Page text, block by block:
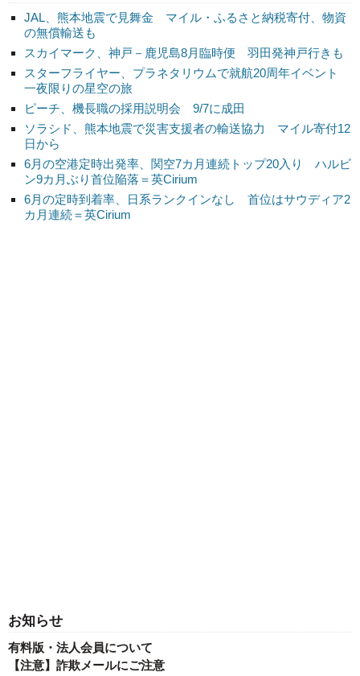
JAL、熊本地震で見舞金 マイル・ふるさと納税寄付、物資
の無償輸送も
スカイマーク、神戸－鹿児島8月臨時便 羽田発神戸行きも
スターフライヤー、プラネタリウムで就航20周年イベント
一夜限りの星空の旅
ピーチ、機長職の採用説明会 9/7に成田
ソラシド、熊本地震で災害支援者の輸送協力 マイル寄付12
日から
6月の空港定時出発率、関空7カ月連続トップ20入り ハルビ
ン9カ月ぶり首位陥落＝英Cirium
6月の定時到着率、日系ランクインなし 首位はサウディア2
カ月連続＝英Cirium
お知らせ
有料版・法人会員について
【注意】詐欺メールにご注意